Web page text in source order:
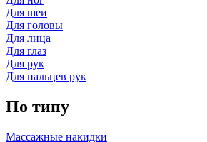
Для шеи
Для головы
Для лица
Для глаз
Для рук
Для пальцев рук
По типу
Массажные накидки